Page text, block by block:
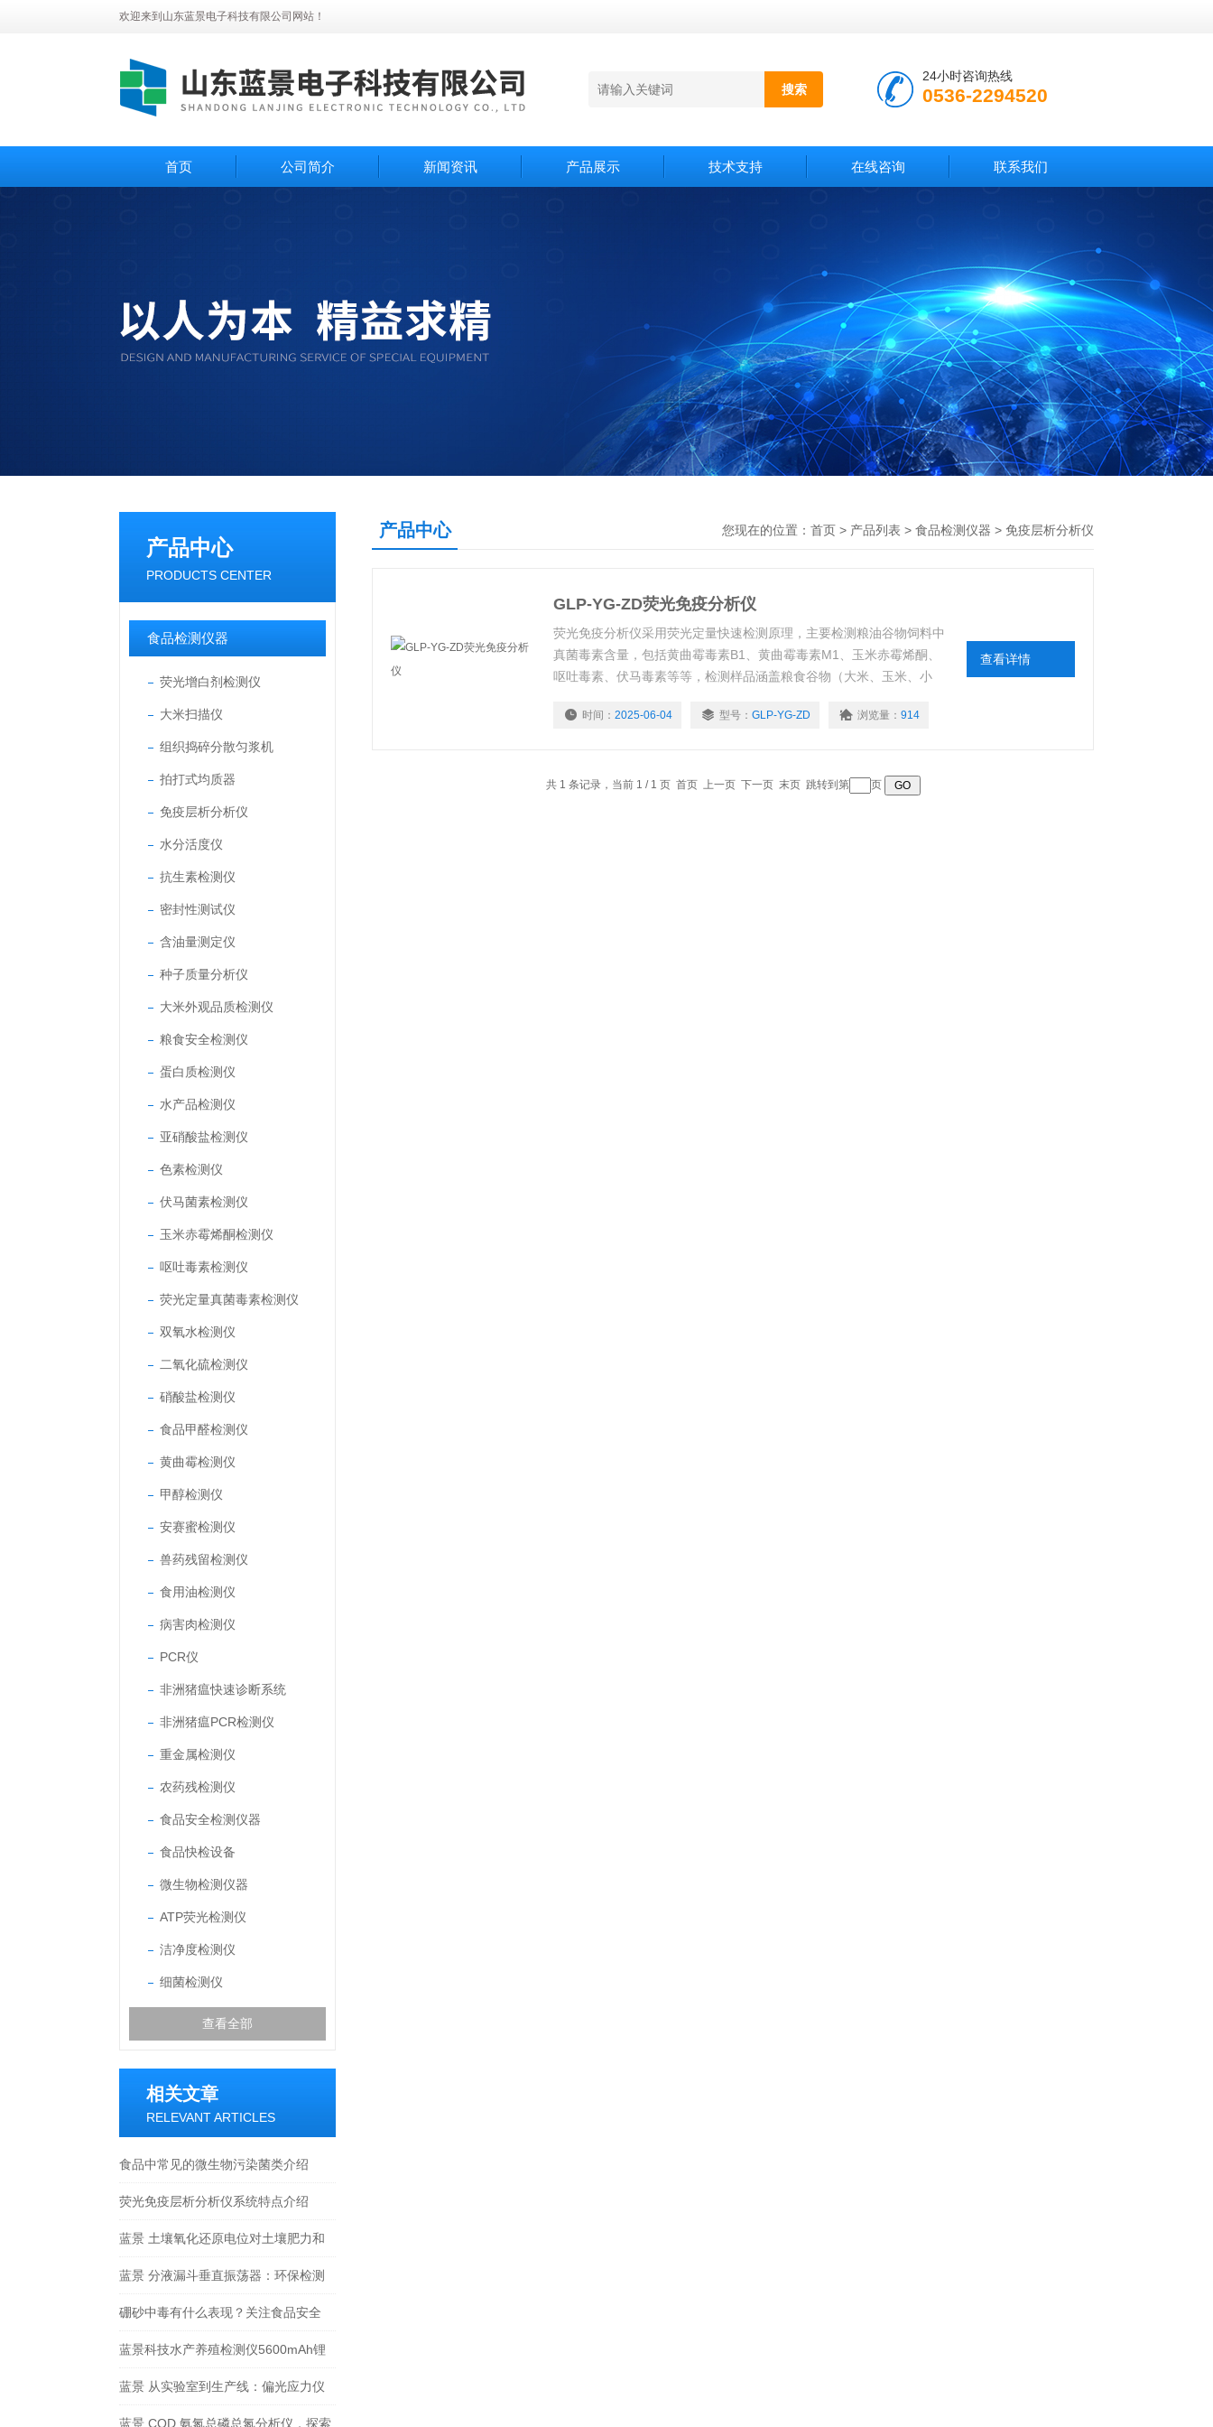
欢迎来到山东蓝景电子科技有限公司网站！
24小时咨询热线
0536-2294520
首页 公司简介 新闻资讯 产品展示 技术支持 在线咨询 联系我们
产品中心
PRODUCTS CENTER
食品检测仪器
荧光增白剂检测仪
大米扫描仪
组织捣碎分散匀浆机
拍打式均质器
免疫层析分析仪
水分活度仪
抗生素检测仪
密封性测试仪
含油量测定仪
种子质量分析仪
大米外观品质检测仪
粮食安全检测仪
蛋白质检测仪
水产品检测仪
亚硝酸盐检测仪
色素检测仪
伏马菌素检测仪
玉米赤霉烯酮检测仪
呕吐毒素检测仪
荧光定量真菌毒素检测仪
双氧水检测仪
二氧化硫检测仪
硝酸盐检测仪
食品甲醛检测仪
黄曲霉检测仪
甲醇检测仪
安赛蜜检测仪
兽药残留检测仪
食用油检测仪
病害肉检测仪
PCR仪
非洲猪瘟快速诊断系统
非洲猪瘟PCR检测仪
重金属检测仪
农药残检测仪
食品安全检测仪器
食品快检设备
微生物检测仪器
ATP荧光检测仪
洁净度检测仪
细菌检测仪
查看全部
相关文章
RELEVANT ARTICLES
食品中常见的微生物污染菌类介绍
荧光免疫层析分析仪系统特点介绍
蓝景 土壤氧化还原电位对土壤肥力和
植物生长有哪些影响？
蓝景 分液漏斗垂直振荡器：环保检测
专属，守护生态数据精准
硼砂中毒有什么表现？关注食品安全
蓝景科技水产养殖检测仪5600mAh锂
电+8小时续航，户外检测不间断
蓝景 从实验室到生产线：偏光应力仪
的多场景应用突破
蓝景 COD 氨氮总磷总氮分析仪，探索
产品中心 您现在的位置： 首页 > 产品列表 > 食品检测仪器 > 免疫层析分析仪
GLP-YG-ZD荧光免疫分析仪
荧光免疫分析仪采用荧光定量快速检测原理，主要检测粮油谷物饲料中
真菌毒素含量，包括黄曲霉毒素B1、黄曲霉毒素M1、玉米赤霉烯酮、
呕吐毒素、伏马毒素等等，检测样品涵盖粮食谷物（大米、玉米、小
品等 时间： 2025-06-04 型号： GLP-YG-ZD 浏览量： 914
查看详情
共 1 条记录，当前 1 / 1 页 首页 上一页 下一页 末页 跳转到第 页